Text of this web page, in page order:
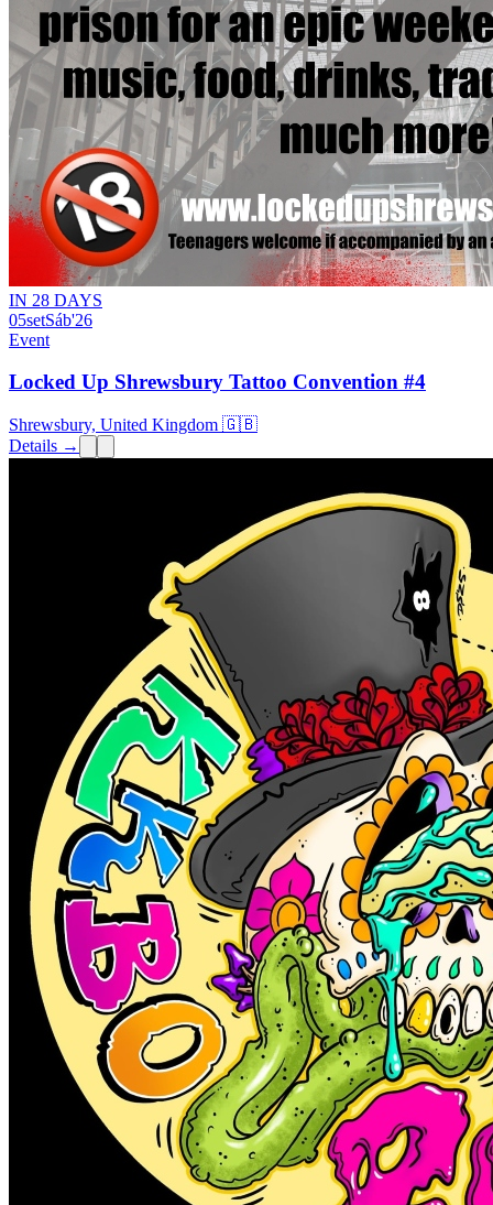
IN 28 DAYS
05setSáb'26
Event
Locked Up Shrewsbury Tattoo Convention #4
Shrewsbury, United Kingdom 🇬🇧
Details →